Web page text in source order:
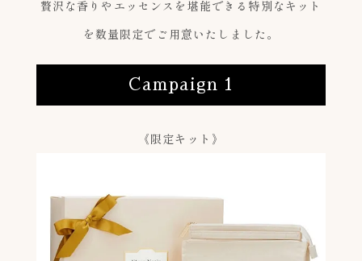
贅沢な香りやエッセンスを堪能できる特別なキット
を数量限定でご用意いたしました。
Campaign 1
《限定キット》